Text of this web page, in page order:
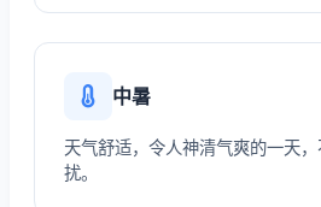
中暑
天气舒适，令人神清气爽的一天
扰。